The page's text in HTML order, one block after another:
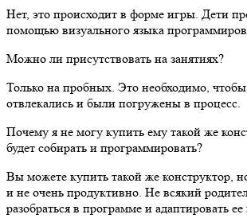
Нет, это происходит в форме игры. Дети
помощью визуального языка
Можно ли присутствовать на занятиях?
Только на пробных. Это необходимо,
отвлекались и были погружены в процесс.
Почему я не могу купить ему такой же
будет собирать и программировать?
Вы можете купить такой же конструктор,
и не очень продуктивно. Не всякий
разобраться в программе и адаптировать